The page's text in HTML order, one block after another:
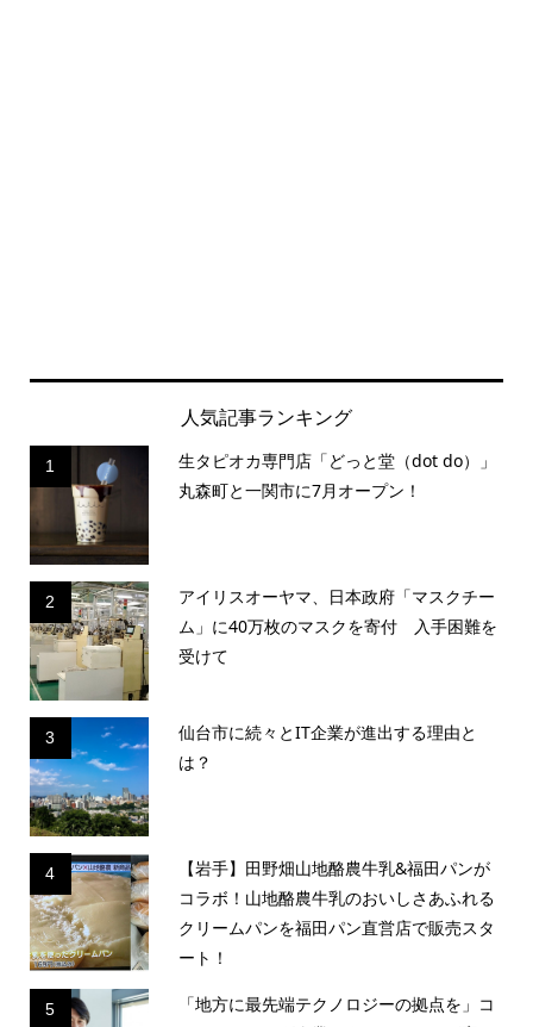
人気記事ランキング
1
生タピオカ専門店「どっと堂（dot do）」
丸森町と一関市に7月オープン！
2
アイリスオーヤマ、日本政府「マスクチー
ム」に40万枚のマスクを寄付 入手困難を
受けて
3
仙台市に続々とIT企業が進出する理由と
は？
4
【岩手】田野畑山地酪農牛乳&福田パンが
コラボ！山地酪農牛乳のおいしさあふれる
クリームパンを福田パン直営店で販売スタ
ート！
5
「地方に最先端テクノロジーの拠点を」コ